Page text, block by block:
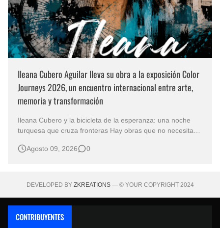
Ileana Cubero Aguilar lleva su obra a la exposición Color
Journeys 2026, un encuentro internacional entre arte,
memoria y transformación
Ileana Cubero y la bicicleta de la esperanza: una noche
turquesa que cruza fronteras Hay obras que no necesitan
mundo reconocible. En Noche turqueza, de la artista
Agosto 09, 2026 0
DEVELOPED BY ZKREATIONS— © YOUR COPYRIGHT 2024
CONTRIBUYENTES